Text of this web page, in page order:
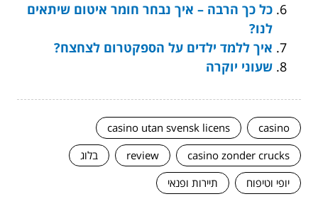
כל כך הרבה – איך נבחר חומר איטום שיתאים
לנו?
איך ללמד ילדים על הספקטרום לצחצח?
שעוני יוקרה
casino
casino utan svensk licens
casino zonder crucks
review
בלוג
יופי וטיפוח
תיירות ופנאי